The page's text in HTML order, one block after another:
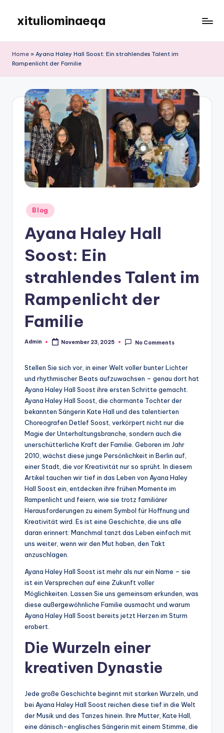
content
xituliominaeqa
Home » Ayana Haley Hall Soost: Ein strahlendes Talent im
Rampenlicht der Familie
Posted
in
Blog
Ayana Haley Hall
Soost: Ein
strahlendes Talent im
Rampenlicht der
Familie
Posted
Admin November 23, 2025 No Comments
Stellen Sie sich vor, in einer Welt voller bunter Lichter
und rhythmischer Beats aufzuwachsen – genau dort hat
Ayana Haley Hall Soost ihre ersten Schritte gemacht.
Ayana Haley Hall Soost, die charmante Tochter der
bekannten Sängerin Kate Hall und des talentierten
Choreografen Detlef Soost, verkörpert nicht nur die
Magie der Unterhaltungsbranche, sondern auch die
unerschütterliche Kraft der Familie. Geboren im Jahr
2010, wächst diese junge Persönlichkeit in Berlin auf,
einer Stadt, die vor Kreativität nur so sprüht. In diesem
Artikel tauchen wir tief in das Leben von Ayana Haley
Hall Soost ein, entdecken ihre frühen Momente im
Rampenlicht und feiern, wie sie trotz familiärer
Herausforderungen zu einem Symbol für Hoffnung und
Kreativität wird. Es ist eine Geschichte, die uns alle
daran erinnert: Manchmal tanzt das Leben einfach mit
uns weiter, wenn wir den Mut haben, den Takt
anzuschlagen.
Ayana Haley Hall Soost ist mehr als nur ein Name – sie
ist ein Versprechen auf eine Zukunft voller
Möglichkeiten. Lassen Sie uns gemeinsam erkunden, was
diese außergewöhnliche Familie ausmacht und warum
Ayana Haley Hall Soost bereits jetzt Herzen im Sturm
erobert.
Die Wurzeln einer
kreativen Dynastie
Jede große Geschichte beginnt mit starken Wurzeln, und
bei Ayana Haley Hall Soost reichen diese tief in die Welt
der Musik und des Tanzes hinein. Ihre Mutter, Kate Hall,
eine dänisch-englisches Sängerin mit einem Stimme, die